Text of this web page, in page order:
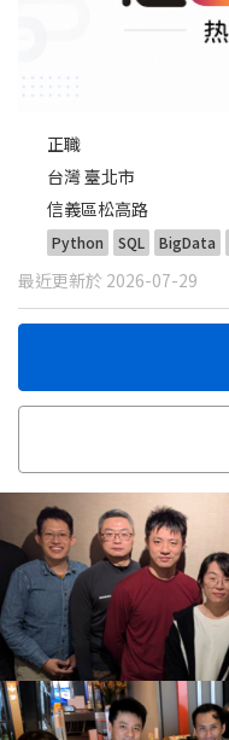
正職
台灣 臺北市
信義區松高路
Python SQL BigData
最近更新於 2026-07-29